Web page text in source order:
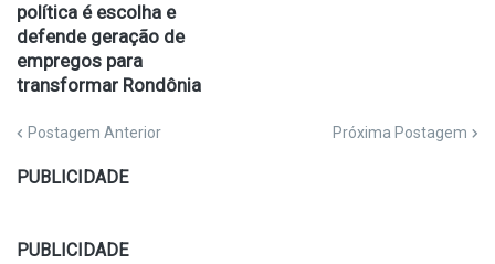
política é escolha e
defende geração de
empregos para
transformar Rondônia
Postagem Anterior Próxima Postagem
PUBLICIDADE
PUBLICIDADE